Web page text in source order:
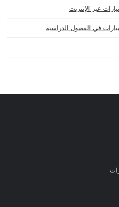
عبر الإنترنت
في الفصول الدراسية